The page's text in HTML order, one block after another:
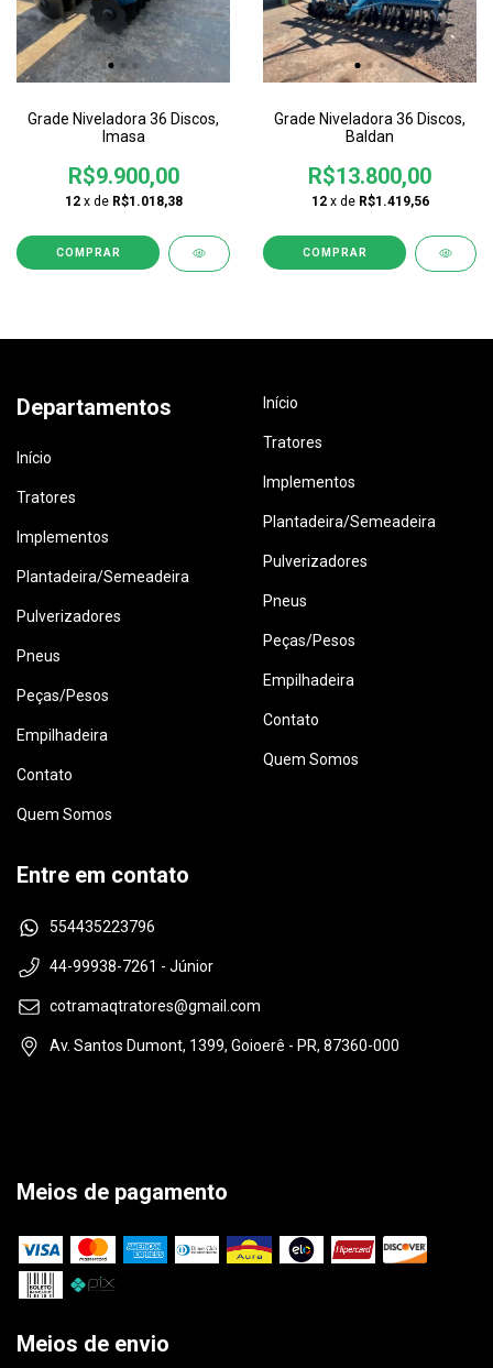
Grade Niveladora 36 Discos,
Imasa
R$9.900,00
12 x de R$1.018,38
Grade Niveladora 36 Discos,
Baldan
R$13.800,00
12 x de R$1.419,56
Departamentos
Início
Tratores
Implementos
Plantadeira/Semeadeira
Pulverizadores
Pneus
Peças/Pesos
Empilhadeira
Contato
Quem Somos
Início
Tratores
Implementos
Plantadeira/Semeadeira
Pulverizadores
Pneus
Peças/Pesos
Empilhadeira
Contato
Quem Somos
Entre em contato
554435223796
44-99938-7261 - Júnior
cotramaqtratores@gmail.com
Av. Santos Dumont, 1399, Goioerê - PR, 87360-000
Meios de pagamento
Meios de envio